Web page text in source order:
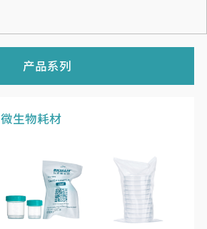
产品系列
微生物耗材